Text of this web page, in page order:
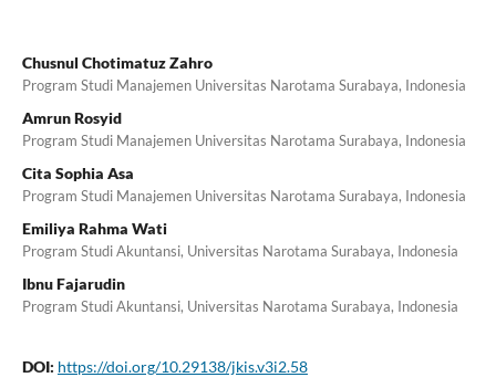
Chusnul Chotimatuz Zahro
Program Studi Manajemen Universitas Narotama Surabaya, Indonesia
Amrun Rosyid
Program Studi Manajemen Universitas Narotama Surabaya, Indonesia
Cita Sophia Asa
Program Studi Manajemen Universitas Narotama Surabaya, Indonesia
Emiliya Rahma Wati
Program Studi Akuntansi, Universitas Narotama Surabaya, Indonesia
Ibnu Fajarudin
Program Studi Akuntansi, Universitas Narotama Surabaya, Indonesia
DOI: https://doi.org/10.29138/jkis.v3i2.58